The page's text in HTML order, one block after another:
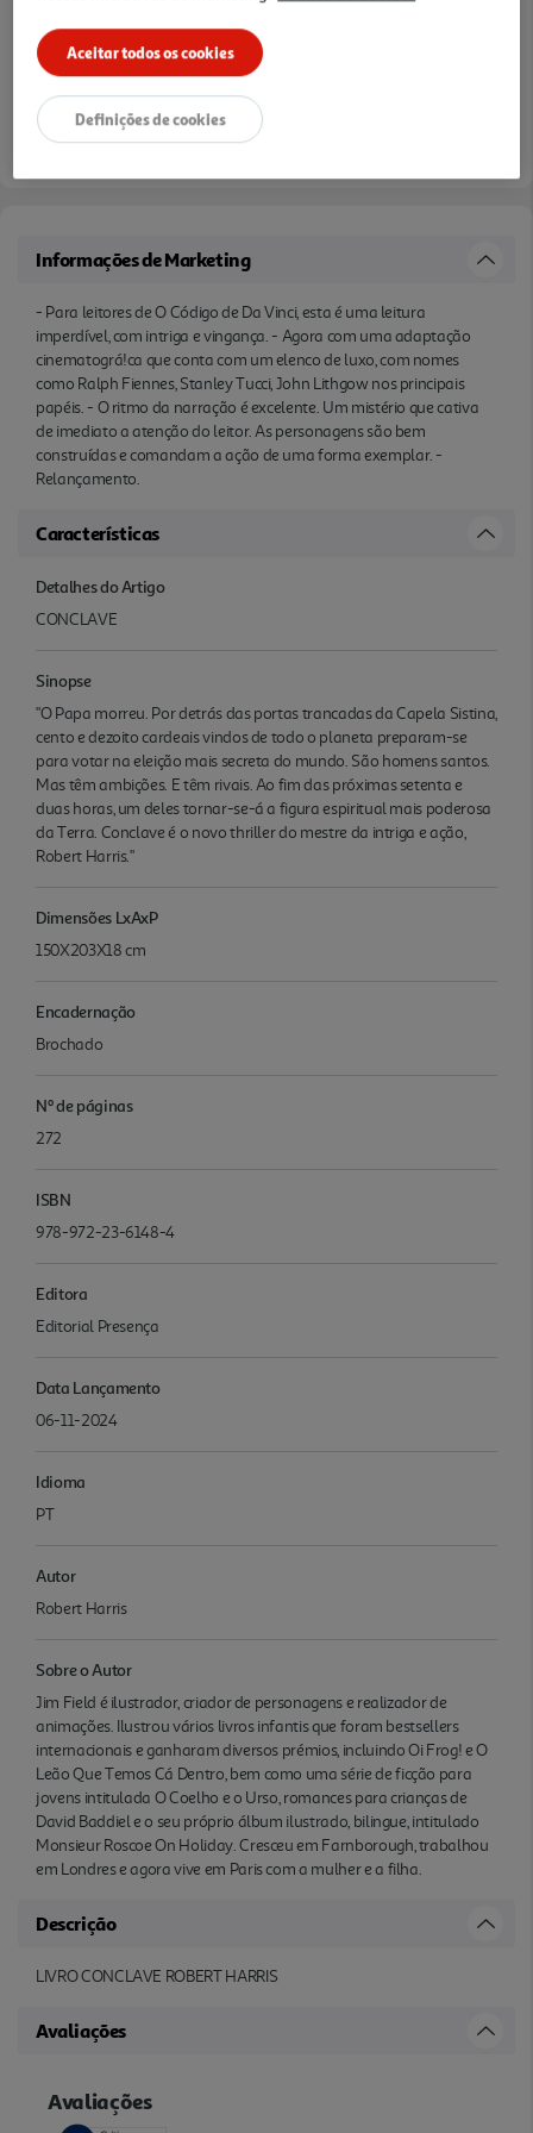
Informações de Marketing
- Para leitores de O Código de Da Vinci, esta é uma leitura
imperdível, com intriga e vingança. - Agora com uma adaptação
cinematográ!ca que conta com um elenco de luxo, com nomes
como Ralph Fiennes, Stanley Tucci, John Lithgow nos principais
papéis. - O ritmo da narração é excelente. Um mistério que cativa
de imediato a atenção do leitor. As personagens são bem
construídas e comandam a ação de uma forma exemplar. -
Relançamento.
Características
Detalhes do Artigo
CONCLAVE
Sinopse
"O Papa morreu. Por detrás das portas trancadas da Capela Sistina,
cento e dezoito cardeais vindos de todo o planeta preparam-se
para votar na eleição mais secreta do mundo. São homens santos.
Mas têm ambições. E têm rivais. Ao fim das próximas setenta e
duas horas, um deles tornar-se-á a figura espiritual mais poderosa
da Terra. Conclave é o novo thriller do mestre da intriga e ação,
Robert Harris."
Dimensões LxAxP
150X203X18 cm
Encadernação
Brochado
Nº de páginas
272
ISBN
978-972-23-6148-4
Editora
Editorial Presença
Data Lançamento
06-11-2024
Idioma
PT
Autor
Robert Harris
Sobre o Autor
Jim Field é ilustrador, criador de personagens e realizador de
animações. Ilustrou vários livros infantis que foram bestsellers
internacionais e ganharam diversos prémios, incluindo Oi Frog! e O
Leão Que Temos Cá Dentro, bem como uma série de ficção para
jovens intitulada O Coelho e o Urso, romances para crianças de
David Baddiel e o seu próprio álbum ilustrado, bilingue, intitulado
Monsieur Roscoe On Holiday. Cresceu em Farnborough, trabalhou
em Londres e agora vive em Paris com a mulher e a filha.
Descrição
LIVRO CONCLAVE ROBERT HARRIS
Avaliações
Aceitar todos os cookies
Definições de cookies